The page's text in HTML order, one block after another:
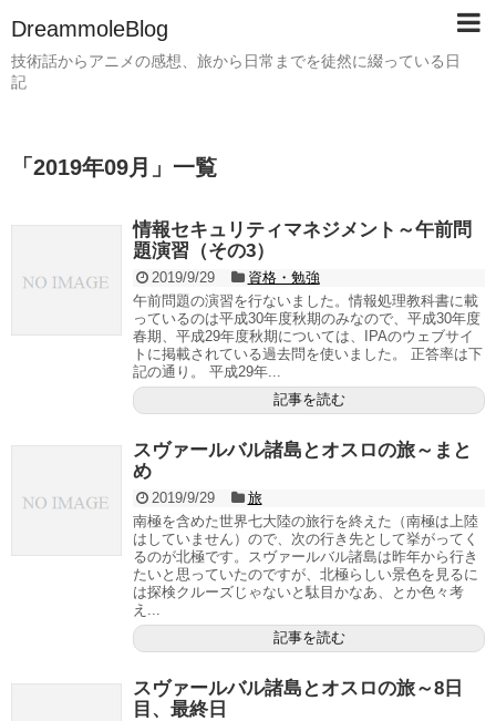
DreammoleBlog
技術話からアニメの感想、旅から日常までを徒然に綴っている日
記
「 2019年09月 」 一覧
情報セキュリティマネジメント～午前問
題演習（その3）
2019/9/29
資格・勉強
午前問題の演習を行ないました。情報処理教科書に載
っているのは平成30年度秋期のみなので、平成30年度
春期、平成29年度秋期については、IPAのウェブサイ
トに掲載されている過去問を使いました。 正答率は下
記の通り。 平成29年...
記事を読む
スヴァールバル諸島とオスロの旅～まと
め
2019/9/29
旅
南極を含めた世界七大陸の旅行を終えた（南極は上陸
はしていません）ので、次の行き先として挙がってく
るのが北極です。スヴァールバル諸島は昨年から行き
たいと思っていたのですが、北極らしい景色を見るに
は探検クルーズじゃないと駄目かなあ、とか色々考
え...
記事を読む
スヴァールバル諸島とオスロの旅～8日
目、最終日